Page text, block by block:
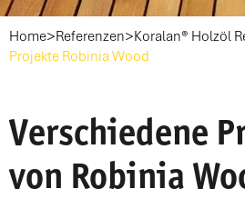
Home>Referenzen>Koralan® Holzöl
Projekte Robinia Wood
Verschiedene
von Robinia